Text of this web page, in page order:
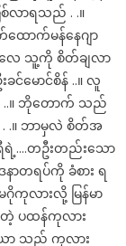
လာရသည် . .။
ောက်မန်နေဂျာ
လေ သူ့ကို စိတ်ချလာ
င်မောင်စိန် ..။ လူ
..။ ဘိုတောက် သည်
.။ ဘာမှလဲ စိတ်အ
ရဲ့….တဦးတည်းသော
ာတရပ်ကို ခံစား ရ
ကုလားလို့ မြန်မာ
တဲ့ ပထန်ကုလား
ယာ သည် ကုလား